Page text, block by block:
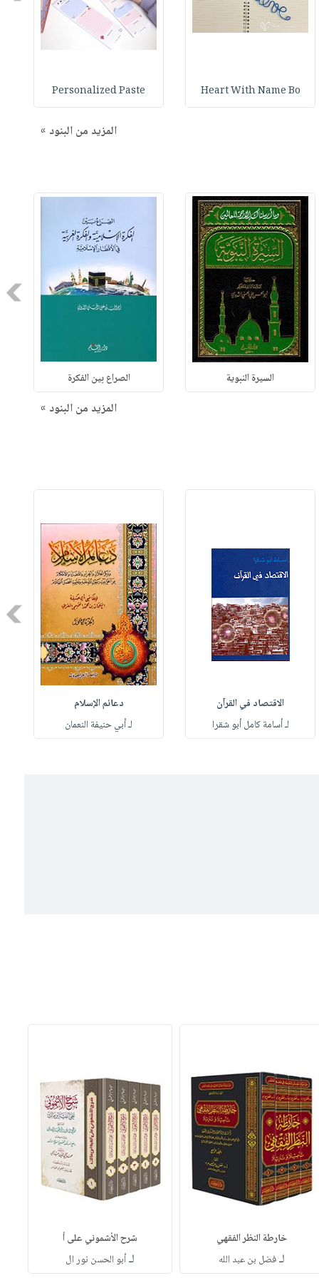
Heart With Name Bo
Personalized Paste
المزيد من البنود »
السيرة النبوية الصراع بين الفكرة
المزيد من البنود »
الاقتصاد في القرآن
لـ أسامة كامل أبو شقرا
دعائم الإسلام
لـ أبي حنيفة النعمان
خارطة النظر الفقهي
لـفضل بن عبد الله
شرح الأشموني على أ
لـأبو الحسن نور ال